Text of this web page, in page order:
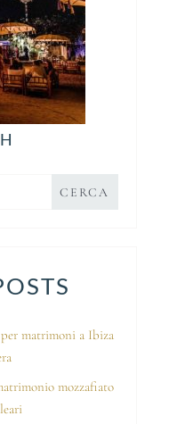
matrimoni a Ibiza
mozzafiato